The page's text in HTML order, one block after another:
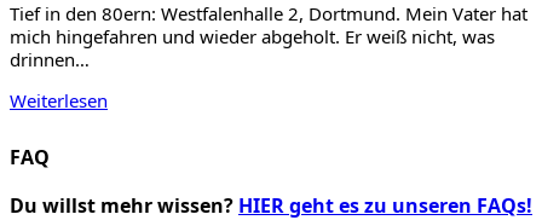
Tief in den 80ern: Westfalenhalle 2, Dortmund. Mein Vater hat
mich hingefahren und wieder abgeholt. Er weiß nicht, was
drinnen…
Weiterlesen
FAQ
Du willst mehr wissen? HIER geht es zu unseren FAQs!